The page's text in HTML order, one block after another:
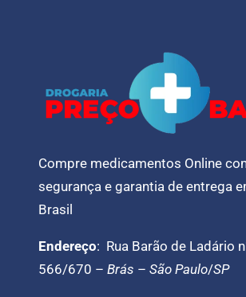
Compre medicamentos Online
segurança e garantia de entrega
Brasil
Endereço: Rua Barão de Ladário
566/670 – Brás – São Paulo/SP